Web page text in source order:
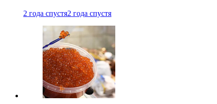
2 года спустя2 года спустя